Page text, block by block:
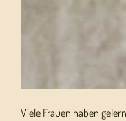
Viele Frauen haben